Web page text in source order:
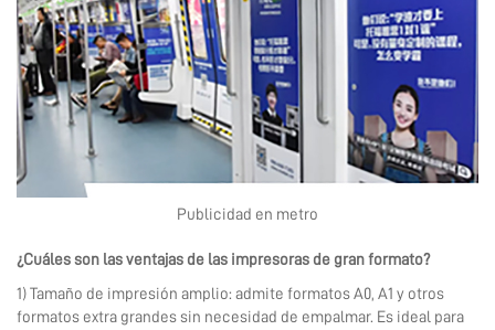
Publicidad en metro
¿Cuáles son las ventajas de las impresoras de gran formato?
1) Tamaño de impresión amplio: admite formatos A0, A1 y otros
formatos extra grandes sin necesidad de empalmar. Es ideal para